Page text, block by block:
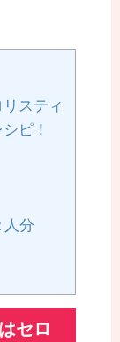
スティ
ピ！
分
セロ